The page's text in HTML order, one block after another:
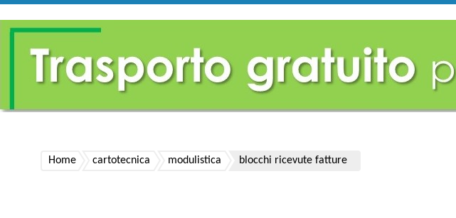
Home cartotecnica modulistica blocchi ricevute fatture